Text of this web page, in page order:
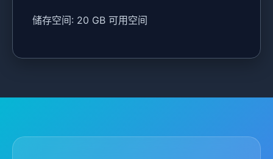
储存空间: 20 GB 可用空间